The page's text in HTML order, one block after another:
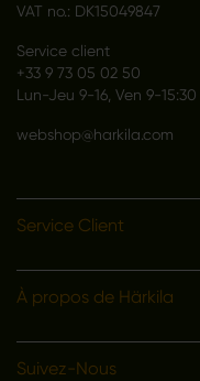
VAT no.: DK15049847
Service client
+33 9 73 05 02 50
Lun-Jeu 9-16, Ven 9-15:30
webshop@harkila.com
Service Client
À propos de Härkila
Suivez-Nous